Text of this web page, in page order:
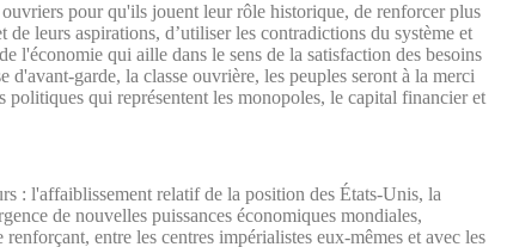
pour qu'ils jouent leur rôle historique, de renforcer plus
leurs aspirations, d’utiliser les contradictions du système et
l'économie qui aille dans le sens de la satisfaction des besoins
garde, la classe ouvrière, les peuples seront à la merci
qui représentent les monopoles, le capital financier et
: l'affaiblissement relatif de la position des États-Unis, la
de nouvelles puissances économiques mondiales,
entre les centres impérialistes eux-mêmes et avec les